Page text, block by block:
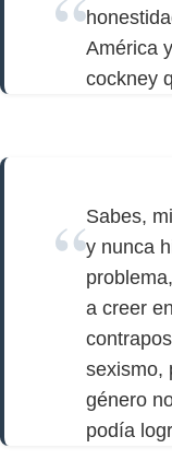
América
cockney
Sabes,
y nunca
a creer
sexismo,
género
podía